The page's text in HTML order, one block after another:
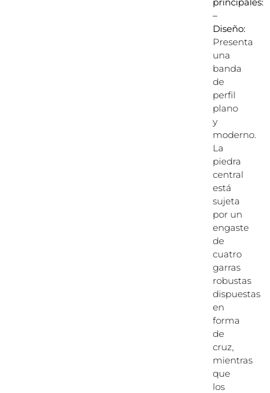
–
Diseño:
Presenta
una
banda
de
perfil
plano
y
moderno.
La
piedra
central
está
sujeta
por un
engaste
de
cuatro
garras
robustas
dispuestas
en
forma
de
cruz,
mientras
que
los